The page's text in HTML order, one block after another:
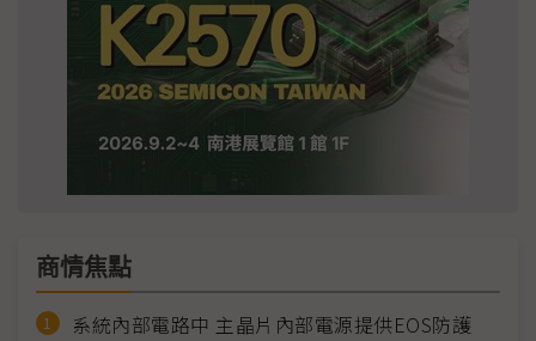
商情焦點
系統內部電路中 主晶片內部電源提供EOS防護